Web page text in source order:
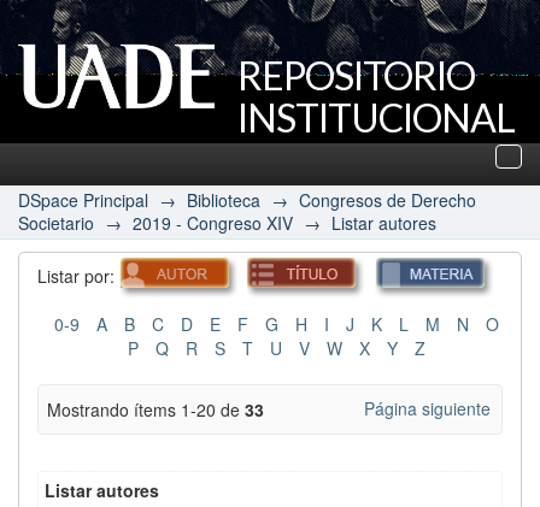
REPOSITORIO
INSTITUCIONAL
UADE
DSpace Principal → Biblioteca → Congresos de Derecho
Societario → 2019 - Congreso XIV → Listar autores
Listar por:
0-9 A B C D E F G H I J K L M N
O
P
Q R S T U V W X Y Z
Mostrando ítems 1-20 de 33 Página siguiente
Listar autores